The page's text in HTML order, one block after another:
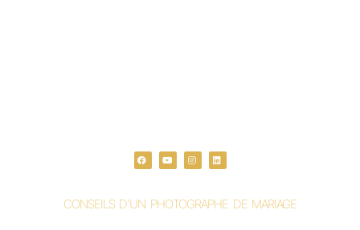
a
c
o
k
o
u
e
n
s
r
a
i
n
n
CONSEILS D’UN PHOTOGRAPHE DE MARIAGE